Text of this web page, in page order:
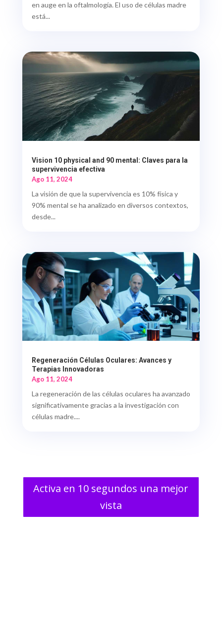
en auge en la oftalmología. El uso de células madre
está...
Vision 10 physical and 90 mental: Claves para la
supervivencia efectiva
Ago 11, 2024
La visión de que la supervivencia es 10% física y
90% mental se ha analizado en diversos contextos,
desde...
Regeneración Células Oculares: Avances y
Terapias Innovadoras
Ago 11, 2024
La regeneración de las células oculares ha avanzado
significativamente gracias a la investigación con
células madre....
Activa en 10 segundos una mejor
vista